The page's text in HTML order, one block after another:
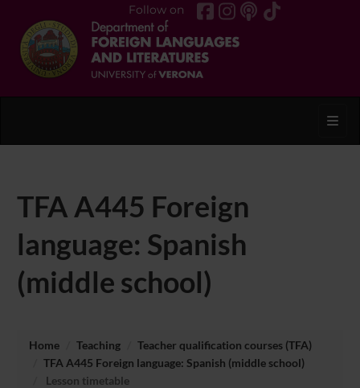
Follow on
TFA A445 Foreign
language: Spanish
(middle school)
Home Teaching
Teacher qualification courses (TFA)
TFA A445 Foreign language: Spanish (middle school)
Lesson timetable